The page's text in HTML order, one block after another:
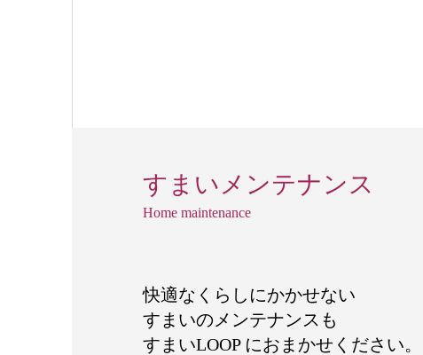
すまいメンテナンス
Home maintenance
快適なくらしにかかせない
すまいのメンテナンスも
すまいLOOP におまかせください。